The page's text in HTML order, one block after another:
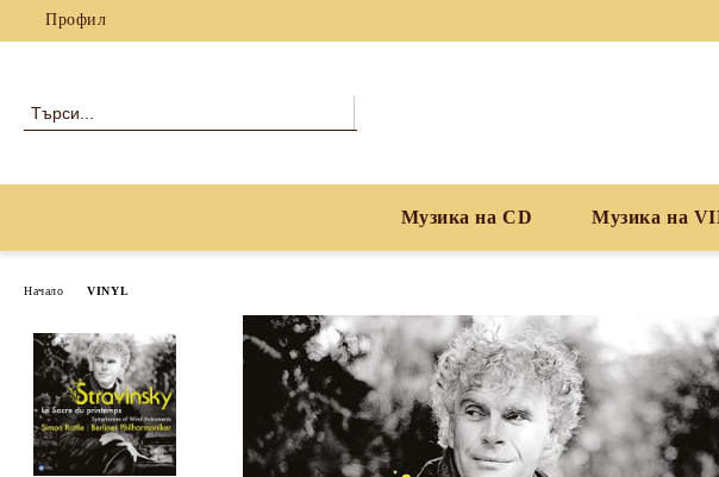
Профил
Музика на CD Музика на
Начало VINYL